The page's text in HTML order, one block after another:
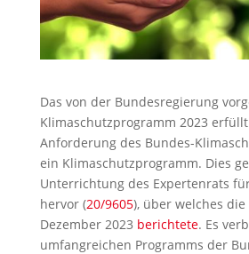
Das von der Bundesregierung
Klimaschutzprogramm 2023
Anforderung des Bundes-
ein Klimaschutzprogramm. Dies
Unterrichtung des Expertenrats
hervor (20/9605), über welches
Dezember 2023 berichtete. Es
umfangreichen Programms der